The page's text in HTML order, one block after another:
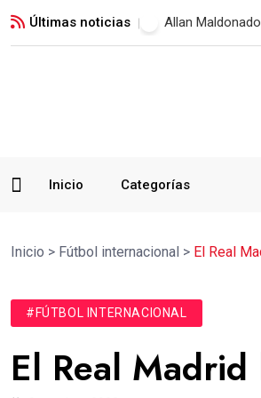
Últimas noticias Allan
Inicio Categorías
Inicio > Fútbol internacional > El Real
#FÚTBOL INTERNACIONAL
El Real